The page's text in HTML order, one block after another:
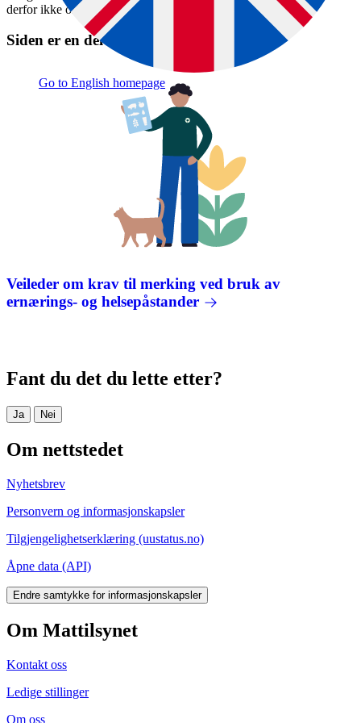
Go to English homepage
derfor ikke omsettes.
Siden er en del av denne veiledningen:
Veileder om krav til merking ved bruk av
ernærings- og helsepåstander
Fant du det du lette etter?
Ja Nei
Om nettstedet
Nyhetsbrev
Personvern og informasjonskapsler
Tilgjengelighetserklæring (uustatus.no)
Åpne data (API)
Endre samtykke for informasjonskapsler
Om Mattilsynet
Kontakt oss
Ledige stillinger
Om oss